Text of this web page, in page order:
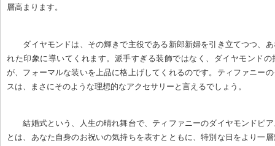
層高まります。
ダイヤモンドは、その輝きで主役である新郎新婦を引き立てつつ、
れた印象に導いてくれます。派手すぎる装飾ではなく、ダイヤモンドの
が、フォーマルな装いを上品に格上げしてくれるのです。ティファニー
スは、まさにそのような理想的なアクセサリーと言えるでしょう。
結婚式という、人生の晴れ舞台で、ティファニーのダイヤモンドピ
とは、あなた自身のお祝いの気持ちを表すとともに、特別な日をより一